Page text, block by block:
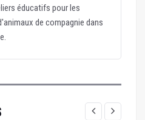
éducatifs pour les
de compagnie dans